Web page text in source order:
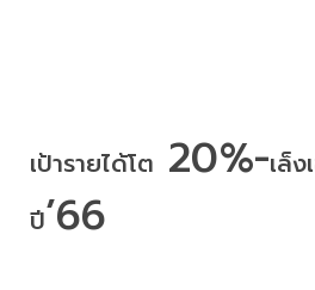
เป้ารายได้โต 20%-เล็ง
ปี’66